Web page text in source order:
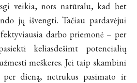
veikia, nors natūralu, kad bet
jų išvengti. Tačiau pardavėjui
darbo priemonė – per
keliasdešimt potencialių
meškeres. Jei taip skambini
dieną, netrukus pasimato ir